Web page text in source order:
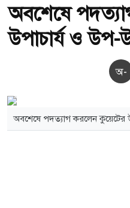
অবশেষে
উপাচার্য ও উপ-
অ-
অবশেষে পদত্যাগ করলেন কুয়েটের